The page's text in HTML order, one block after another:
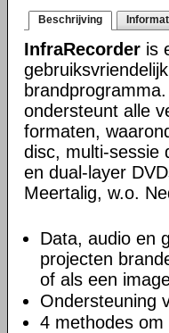
Beschrijving
InfraRecorder is
ondersteunt alle
formaten,
disc, multi-sessie
en dual-layer
Meertalig, w.o.
Data, audio en
projecten
of als een
Ondersteuning
4 methodes